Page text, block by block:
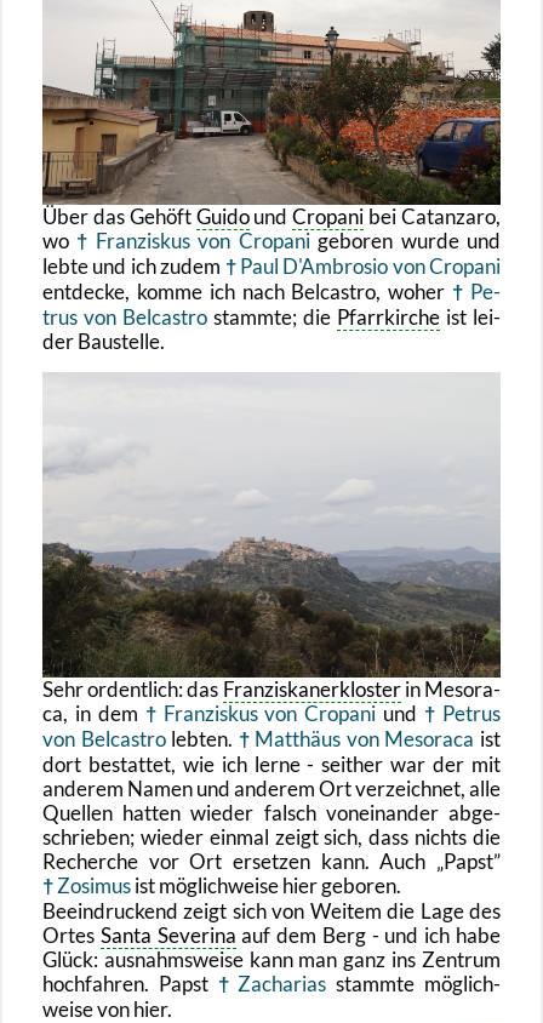
Über das Ge­höftGuidoundCro­pa­ni bei Ca­t­an­za­ro,
wo
Fran­zis­kus von Cro­pa­nige­bo­ren wurde und
lebte und ich zudem
Paul D'Am­bro­sio von Cro­pa­ni
ent­de­cke, komme ich nach Bel­cas­tro, woher
Pe­
trus von Bel­cas­tro stamm­te; die Pfarr­kir­che ist lei­
der Bau­stel­le.
Sehr or­dent­lich: das Fran­zis­ka­ner­klos­terin Me­sora­
ca, in dem
Fran­zis­kus von Cro­pa­ni und
Pe­trus
von Bel­cas­troleb­ten. Mat­thä­us von Me­sora­ca ist
dort be­stat­tet, wie ich lerne - seit­her war der mit
an­de­rem Namen und an­de­rem Ort ver­zeich­net, alle
Quel­len hat­ten wie­der falsch von­ein­an­der ab­ge­
schrie­ben; wie­der ein­mal zeigt sich, dass nichts die
Re­cher­che vor Ort er­set­zen kann. Auch
Papst
Zo­si­musist mög­lich­wei­se hier ge­bo­ren.
Be­ein­dru­ckend zeigt sich von Wei­tem die Lage des
Ortes Santa Se­ve­ri­na auf dem Berg - und ich habe
Glück: aus­nahms­wei­se kann man ganz ins Zen­trum
hoch­fah­ren. Papst
Za­cha­ri­as stamm­te mög­lich­
wei­se von hier.